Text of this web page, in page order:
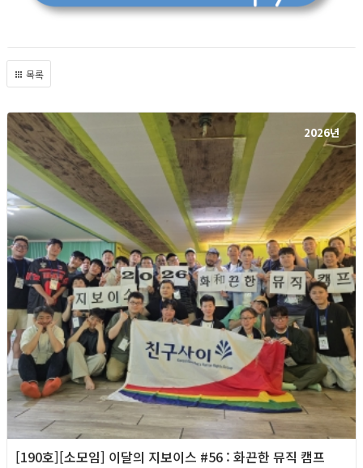
목록
2026년
[190호][소모임] 이달의 지보이스 #56 : 화끈한 뮤직 캠프